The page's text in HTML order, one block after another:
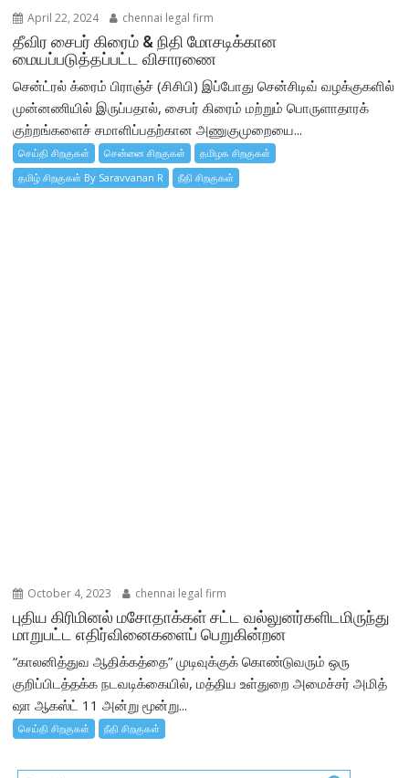
April 22, 2024 chennai legal firm
தீவிர சைபர் கிரைம் & நிதி மோசடிக்கான
மையப்படுத்தப்பட்ட விசாரணை
சென்ட்ரல் க்ரைம் பிராஞ்ச் (சிசிபி) இப்போது சென்சிடிவ் வழக்குகளில்
முன்னணியில் இருப்பதால், சைபர் கிரைம் மற்றும் பொருளாதாரக்
குற்றங்களைச் சமாளிப்பதற்கான அணுகுமுறையை...
செய்தி சிறகுகள் சென்னை சிறகுகள்
தமிழக சிறகுகள்
தமிழ் சிறகுகள் By Saravvanan R
நீதி சிறகுகள்
October 4, 2023 chennai legal firm
புதிய கிரிமினல் மசோதாக்கள் சட்ட வல்லுனர்களிடமிருந்து
மாறுபட்ட எதிர்வினைகளைப் பெறுகின்றன
“காலனித்துவ ஆதிக்கத்தை” முடிவுக்குக் கொண்டுவரும் ஒரு
குறிப்பிடத்தக்க நடவடிக்கையில், மத்திய உள்துறை அமைச்சர் அமித்
ஷா ஆகஸ்ட் 11 அன்று மூன்று...
செய்தி சிறகுகள் நீதி சிறகுகள்